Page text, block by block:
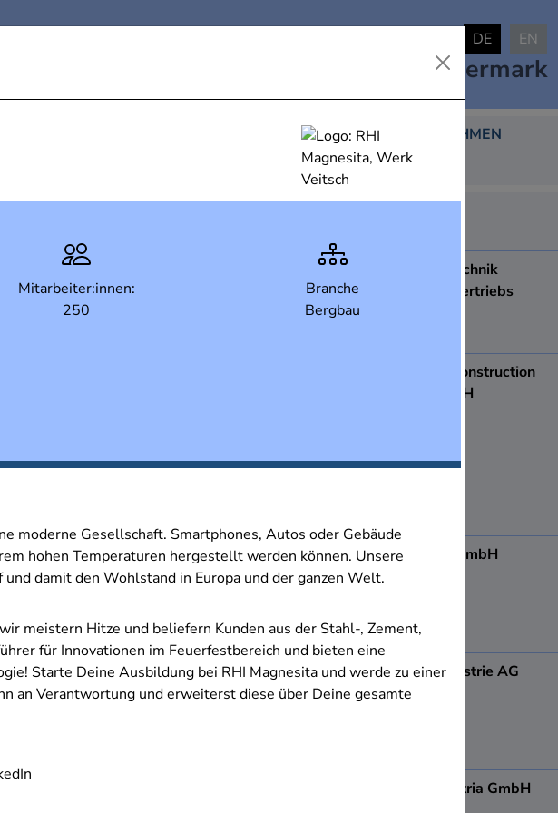
DE EN
Steiermark
DARGESTELLTE UNTERNEHMEN
438
ACCDUR Fenstertechnik
Produktions- und Vertriebs
Ges.m.b.H.
ace Apparatebau construction
& engineering GmbH
ADA Möbelfabrik GmbH
8184Anger
Admonter Holzindustrie AG
8911Admont
AGRANA Fruit Austria GmbH
Mitarbeiter:innen:
250
Branche
Bergbau
moderne Gesellschaft. Smartphones, Autos oder Gebäude
hohen Temperaturen hergestellt werden können. Unsere
damit den Wohlstand in Europa und der ganzen Welt.
meistern Hitze und beliefern Kunden aus der Stahl-, Zement,
für Innovationen im Feuerfestbereich und bieten eine
Starte Deine Ausbildung bei RHI Magnesita und werde zu einer
an Verantwortung und erweiterst diese über Deine gesamte